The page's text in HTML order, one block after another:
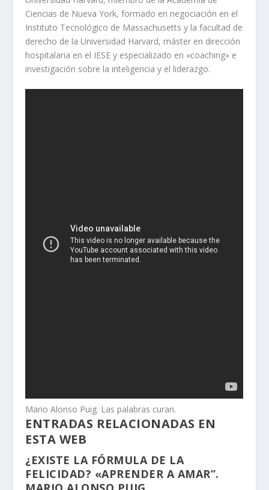
Ciencias de Nueva York, formado en negociación en el
Instituto Tecnológico de Massachusetts y la facultad de
derecho de la Universidad Harvard, máster en dirección
hospitalaria en el IESE y especializado en «coaching» e
investigación sobre la inteligencia y el liderazgo.
Mario Alonso Puig. Las palabras curan.
ENTRADAS RELACIONADAS EN
ESTA WEB
¿EXISTE LA FÓRMULA DE LA
FELICIDAD? «APRENDER A AMAR”.